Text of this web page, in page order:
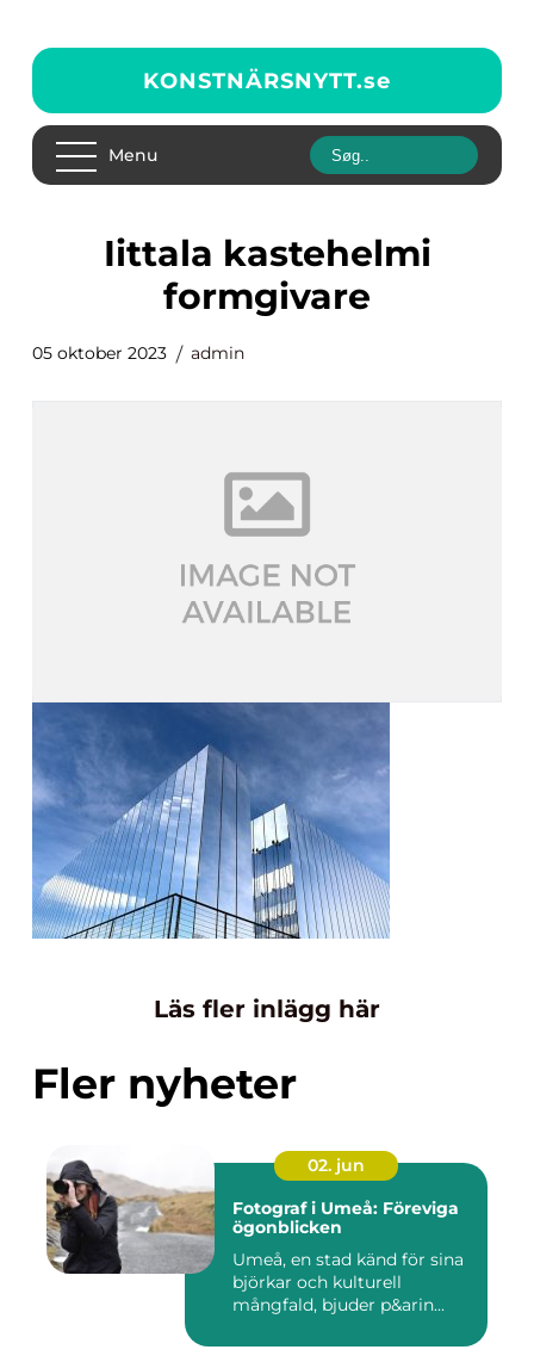
KONSTNÄRSNYTT.se
Menu
iittala kastehelmi
formgivare
05 oktober 2023 admin
Läs fler inlägg här
Fler nyheter
02. jun
Fotograf i Umeå: Föreviga
ögonblicken
Umeå, en stad känd för sina
björkar och kulturell
mångfald, bjuder p&arin...